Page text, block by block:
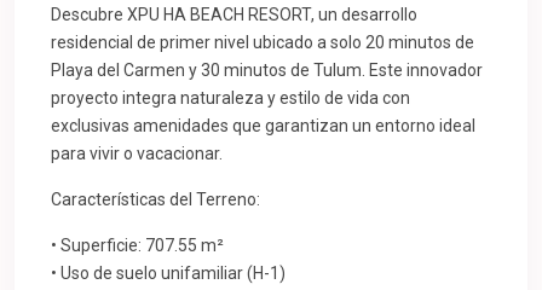
Descubre XPU HA BEACH RESORT, un desarrollo
residencial de primer nivel ubicado a solo 20 minutos de
Playa del Carmen y 30 minutos de Tulum. Este innovador
proyecto integra naturaleza y estilo de vida con
exclusivas amenidades que garantizan un entorno ideal
para vivir o vacacionar.
Características del Terreno:
• Superficie: 707.55 m²
• Uso de suelo unifamiliar (H-1)